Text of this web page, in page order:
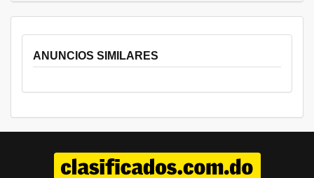
ANUNCIOS SIMILARES